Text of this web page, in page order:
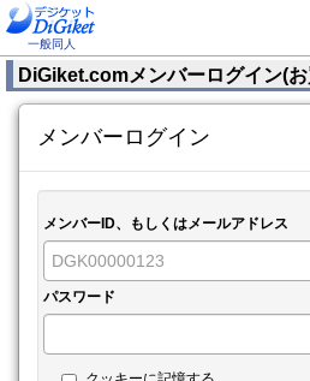
一般同人
DiGiket.comメンバーログイン(
メンバーログイン
メンバーID、もしくはメールアドレス
パスワード